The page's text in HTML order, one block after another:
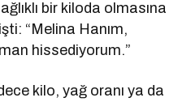
bir kiloda olmasına
“Melina Hanım,
hissediyorum.”
kilo, yağ oranı ya da